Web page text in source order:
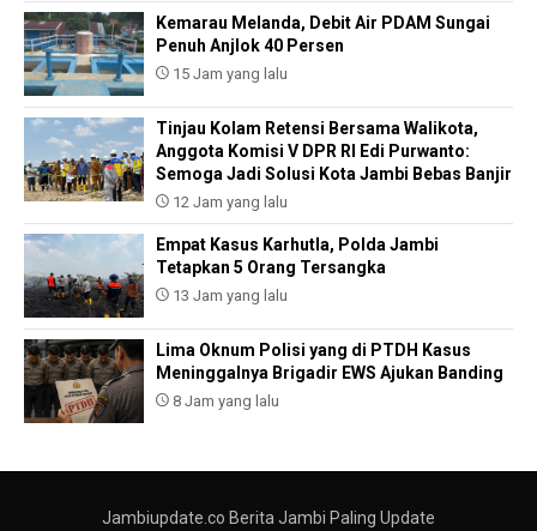
Kemarau Melanda, Debit Air PDAM Sungai
Penuh Anjlok 40 Persen
15 Jam yang lalu
Tinjau Kolam Retensi Bersama Walikota,
Anggota Komisi V DPR RI Edi Purwanto:
Semoga Jadi Solusi Kota Jambi Bebas Banjir
12 Jam yang lalu
Empat Kasus Karhutla, Polda Jambi
Tetapkan 5 Orang Tersangka
13 Jam yang lalu
Lima Oknum Polisi yang di PTDH Kasus
Meninggalnya Brigadir EWS Ajukan Banding
8 Jam yang lalu
Jambiupdate.co Berita Jambi Paling Update